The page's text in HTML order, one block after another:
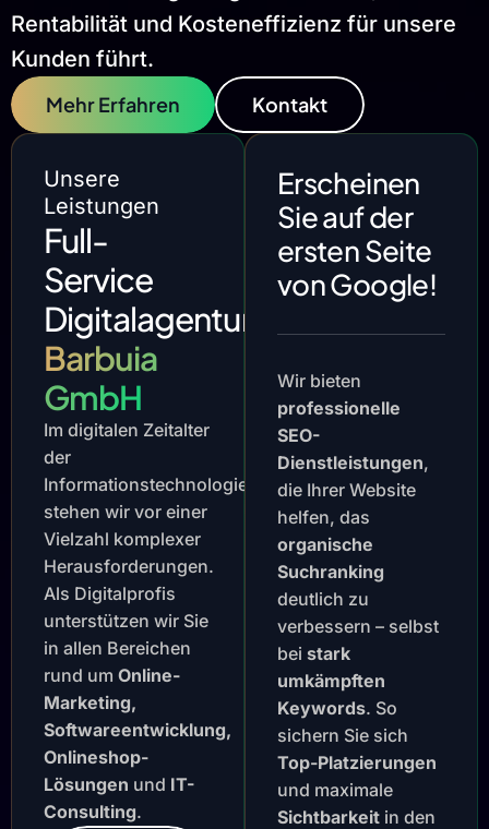
Rentabilität und Kosteneffizienz für unsere
Kunden führt.
Mehr Erfahren Kontakt
Unsere
Leistungen
Full-
Service
Digitalagentur
Barbuia
GmbH
Im digitalen Zeitalter
der
Informationstechnologie
stehen wir vor einer
Vielzahl komplexer
Herausforderungen.
Als Digitalprofis
unterstützen wir Sie
in allen Bereichen
rund um Online-
Marketing,
Softwareentwicklung,
Onlineshop-
Lösungen und IT-
Consulting.
Erscheinen
Sie auf der
ersten Seite
von Google!
Wir bieten
professionelle
SEO-
Dienstleistungen,
die Ihrer Website
helfen, das
organische
Suchranking
deutlich zu
verbessern – selbst
bei stark
umkämpften
Keywords. So
sichern Sie sich
Top-Platzierungen
und maximale
Sichtbarkeit in den